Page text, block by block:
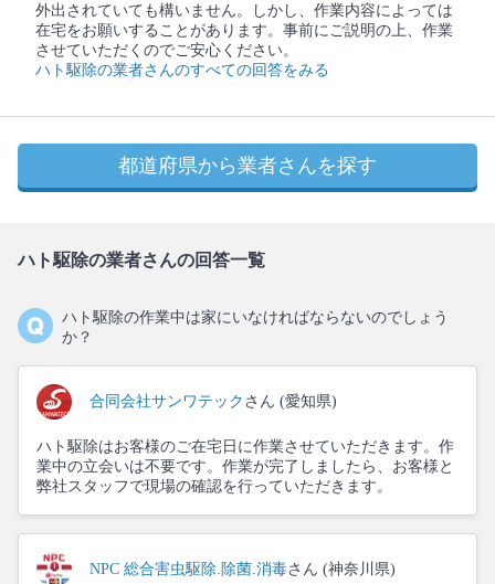
外出されていても構いません。しかし、作業内容によっては
在宅をお願いすることがあります。事前にご説明の上、作業
させていただくのでご安心ください。
ハト駆除の業者さんのすべての回答をみる
都道府県から業者さんを探す
ハト駆除の業者さんの回答一覧
ハト駆除の作業中は家にいなければならないのでしょう
か？
合同会社サンワテック さん (愛知県)
ハト駆除はお客様のご在宅日に作業させていただきます。作
業中の立会いは不要です。作業が完了しましたら、お客様と
弊社スタッフで現場の確認を行っていただきます。
NPC 総合害虫駆除.除菌.消毒さん (神奈川県)